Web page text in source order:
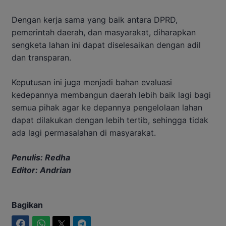
Dengan kerja sama yang baik antara DPRD,
pemerintah daerah, dan masyarakat, diharapkan
sengketa lahan ini dapat diselesaikan dengan adil
dan transparan.
Keputusan ini juga menjadi bahan evaluasi
kedepannya membangun daerah lebih baik lagi bagi
semua pihak agar ke depannya pengelolaan lahan
dapat dilakukan dengan lebih tertib, sehingga tidak
ada lagi permasalahan di masyarakat.
Penulis: Redha
Editor: Andrian
Bagikan